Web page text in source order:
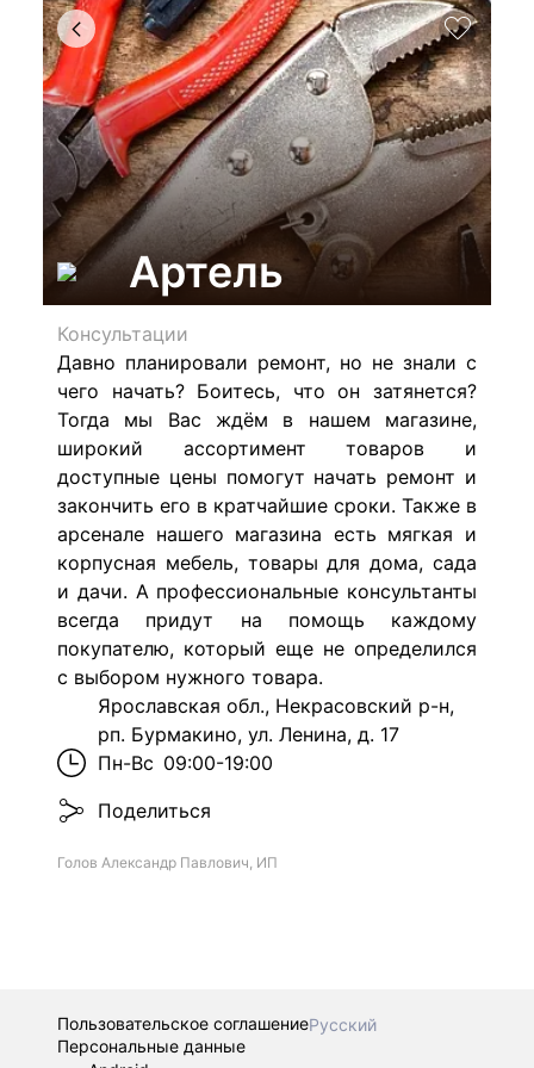
Артель
Консультации
Давно планировали ремонт, но не знали с
чего начать? Боитесь, что он затянется?
Тогда мы Вас ждём в нашем магазине,
широкий ассортимент товаров и
доступные цены помогут начать ремонт и
закончить его в кратчайшие сроки. Также в
арсенале нашего магазина есть мягкая и
корпусная мебель, товары для дома, сада
и дачи. А профессиональные консультанты
всегда придут на помощь каждому
покупателю, который еще не определился
с выбором нужного товара.
Ярославская обл., Некрасовский р-н,
рп. Бурмакино, ул. Ленина, д. 17
Пн-Вс 09:00-19:00
Поделиться
Голов Александр Павлович, ИП
Пользовательское соглашениеРусский
Персональные данные